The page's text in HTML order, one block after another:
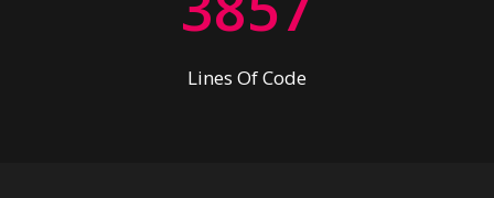
Lines Of Code